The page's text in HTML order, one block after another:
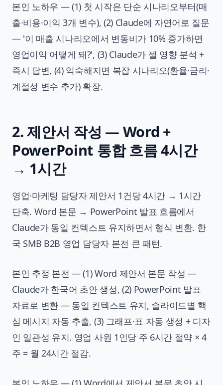
본인 노하우 — (1) 첫 시작은 단순 시나리오부터(매
출·비용·이익 3개 변수), (2) Claude에 자연어로 질문
— '이 매출 시나리오에서 변동비가 10% 증가하면
영업이익 어떻게 돼?', (3) Claude가 셀 영향 분석 +
즉시 답변, (4) 익숙해지면 복잡 시나리오(환율·금리·
계절성 변수 추가) 확장.
2. 제안서 작성 — Word +
PowerPoint 통합 흐름 4시간
→ 1시간
영업·마케팅 담당자 제안서 1건당 4시간 → 1시간
단축. Word 본문 → PowerPoint 발표 흐름에서
Claude가 동일 컨텍스트 유지하면서 형식 변환. 한
국 SMB B2B 영업 담당자 본전 큰 패턴.
본인 추정 본전 — (1) Word 제안서 본문 작성 —
Claude가 한국어 초안 생성, (2) PowerPoint 발표
자료로 변환 — 동일 컨텍스트 유지, 슬라이드별 핵
심 메시지 자동 추출, (3) 그래프·표 자동 생성 + 디자
인 일관성 유지. 영업 사원 1인당 주 6시간 절약 × 4
주 = 월 24시간 절감.